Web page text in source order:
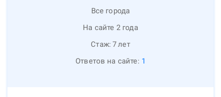
Все города
На сайте 2 года
Стаж: 7лет
Ответов на сайте: 1